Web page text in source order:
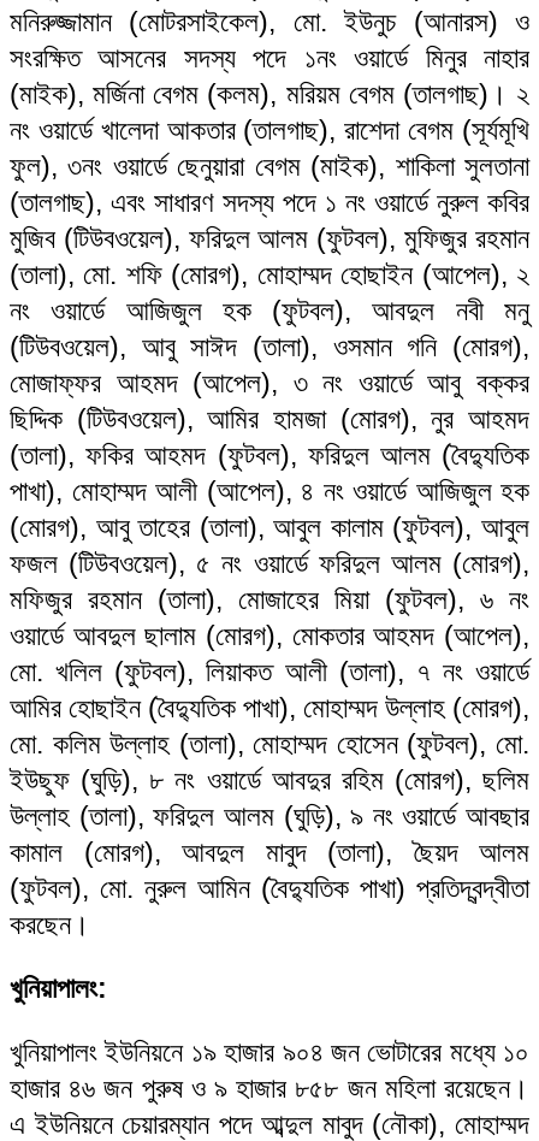
মনিরুজ্জামান (মোটরসাইকেল), মো. ইউনুচ (আনারস) ও
সংরক্ষিত আসনের সদস্য পদে ১নং ওয়ার্ডে মিনুর নাহার
(মাইক), মর্জিনা বেগম (কলম), মরিয়ম বেগম (তালগাছ)। ২
নং ওয়ার্ডে খালেদা আকতার (তালগাছ), রাশেদা বেগম (সূর্যমূখি
ফুল), ৩নং ওয়ার্ডে ছেনুয়ারা বেগম (মাইক), শাকিলা সুলতানা
(তালগাছ), এবং সাধারণ সদস্য পদে ১ নং ওয়ার্ডে নুরুল কবির
মুজিব (টিউবওয়েল), ফরিদুল আলম (ফুটবল), মুফিজুর রহমান
(তালা), মো. শফি (মোরগ), মোহাম্মদ হোছাইন (আপেল), ২
নং ওয়ার্ডে আজিজুল হক (ফুটবল), আবদুল নবী মনু
(টিউবওয়েল), আবু সাঈদ (তালা), ওসমান গনি (মোরগ),
মোজাফ্ফর আহমদ (আপেল), ৩ নং ওয়ার্ডে আবু বক্কর
ছিদ্দিক (টিউবওয়েল), আমির হামজা (মোরগ), নুর আহমদ
(তালা), ফকির আহমদ (ফুটবল), ফরিদুল আলম (বৈদ্যুতিক
পাখা), মোহাম্মদ আলী (আপেল), ৪ নং ওয়ার্ডে আজিজুল হক
(মোরগ), আবু তাহের (তালা), আবুল কালাম (ফুটবল), আবুল
ফজল (টিউবওয়েল), ৫ নং ওয়ার্ডে ফরিদুল আলম (মোরগ),
মফিজুর রহমান (তালা), মোজাহের মিয়া (ফুটবল), ৬ নং
ওয়ার্ডে আবদুল ছালাম (মোরগ), মোকতার আহমদ (আপেল),
মো. খলিল (ফুটবল), লিয়াকত আলী (তালা), ৭ নং ওয়ার্ডে
আমির হোছাইন (বৈদ্যুতিক পাখা), মোহাম্মদ উল্লাহ (মোরগ),
মো. কলিম উল্লাহ (তালা), মোহাম্মদ হোসেন (ফুটবল), মো.
ইউছুফ (ঘুড়ি), ৮ নং ওয়ার্ডে আবদুর রহিম (মোরগ), ছলিম
উল্লাহ (তালা), ফরিদুল আলম (ঘুড়ি), ৯ নং ওয়ার্ডে আবছার
কামাল (মোরগ), আবদুল মাবুদ (তালা), ছৈয়দ আলম
(ফুটবল), মো. নুরুল আমিন (বৈদ্যুতিক পাখা) প্রতিদ্বন্দ্বীতা
করছেন।
খুনিয়াপালং:
খুনিয়াপালং ইউনিয়নে ১৯ হাজার ৯০৪ জন ভোটারের মধ্যে ১০
হাজার ৪৬ জন পুরুষ ও ৯ হাজার ৮৫৮ জন মহিলা রয়েছেন।
এ ইউনিয়নে চেয়ারম্যান পদে আব্দুল মাবুদ (নৌকা), মোহাম্মদ